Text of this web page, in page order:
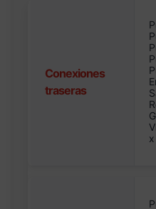
Conexiones
traseras